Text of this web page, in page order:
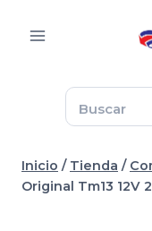
Inicio / Tienda /
Original Tm13 12V